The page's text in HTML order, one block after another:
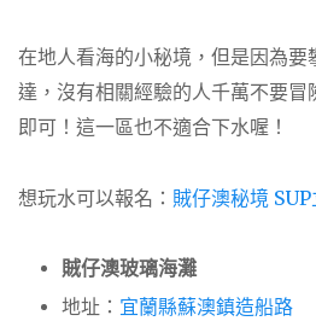
在地人看海的小秘境，但是因為
達，沒有相關經驗的人千萬不要冒
即可！這一區也不適合下水喔！
想玩水可以報名： 賊仔澳秘境 SUP
賊仔澳玻璃海灘
地址： 宜蘭縣蘇澳鎮造船路